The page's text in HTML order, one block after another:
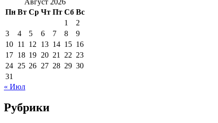
Август 2026
Пн Вт Ср Чт Пт Сб Вс
1
2
3
4 5 6 7 8
9
10 11 12 13 14 15 16
17 18 19 20 21 22 23
24 25 26 27 28 29 30
31
« Июл
Рубрики